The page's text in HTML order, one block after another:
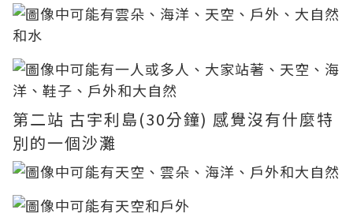
第二站 古宇利島(30分鐘) 感覺沒有什麼特
別的一個沙灘